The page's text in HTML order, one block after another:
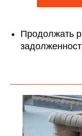
Продолжать